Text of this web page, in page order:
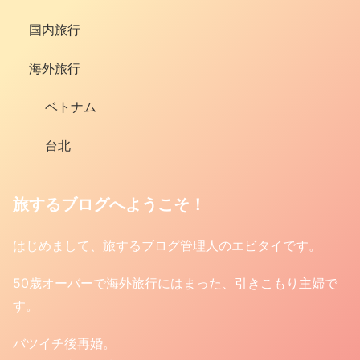
国内旅行
海外旅行
ベトナム
台北
旅するブログへようこそ！
はじめまして、旅するブログ管理人のエビタイです。
50歳オーバーで海外旅行にはまった、引きこもり主婦で
す。
バツイチ後再婚。